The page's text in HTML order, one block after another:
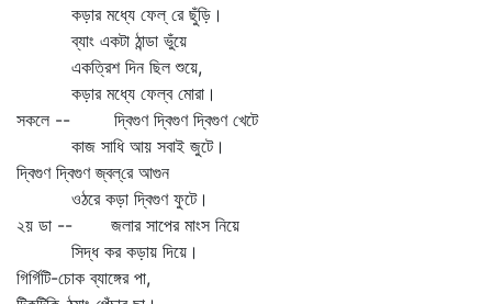
কড়ার মধ্যে ফেল্‌ রে ছুঁড়ি।
ব্যাং একটা ঠান্ডা ভুঁয়ে
একত্রিশ দিন ছিল শুয়ে,
কড়ার মধ্যে ফেল্‌ব মোরা।
সকলে -- দ্বিগুণ দ্বিগুণ দ্বিগুণ খেটে
কাজ সাধি আয় সবাই জুটে।
দ্বিগুণ দ্বিগুণ জ্বল্‌রে আগুন
ওঠরে কড়া দ্বিগুণ ফুটে।
২য় ডা -- জলার সাপের মাংস নিয়ে
সিদ্ধ কর কড়ায় দিয়ে।
গির্গিটি-চোক ব্যাঙ্গের পা,